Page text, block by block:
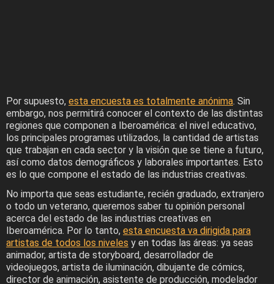
Por supuesto, esta encuesta es totalmente anónima. Sin
embargo, nos permitirá conocer el contexto de las distintas
regiones que componen a Iberoamérica: el nivel educativo,
los principales programas utilizados, la cantidad de artistas
que trabajan en cada sector y la visión que se tiene a futuro,
así como datos demográficos y laborales importantes. Esto
es lo que compone el estado de las industrias creativas.
No importa que seas estudiante, recién graduado, extranjero
o todo un veterano, queremos saber tu opinión personal
acerca del estado de las industrias creativas en
Iberoamérica. Por lo tanto, esta encuesta va dirigida para
artistas de todos los niveles y en todas las áreas: ya seas
animador, artista de storyboard, desarrollador de
videojuegos, artista de iluminación, dibujante de cómics,
director de animación, asistente de producción, modelador